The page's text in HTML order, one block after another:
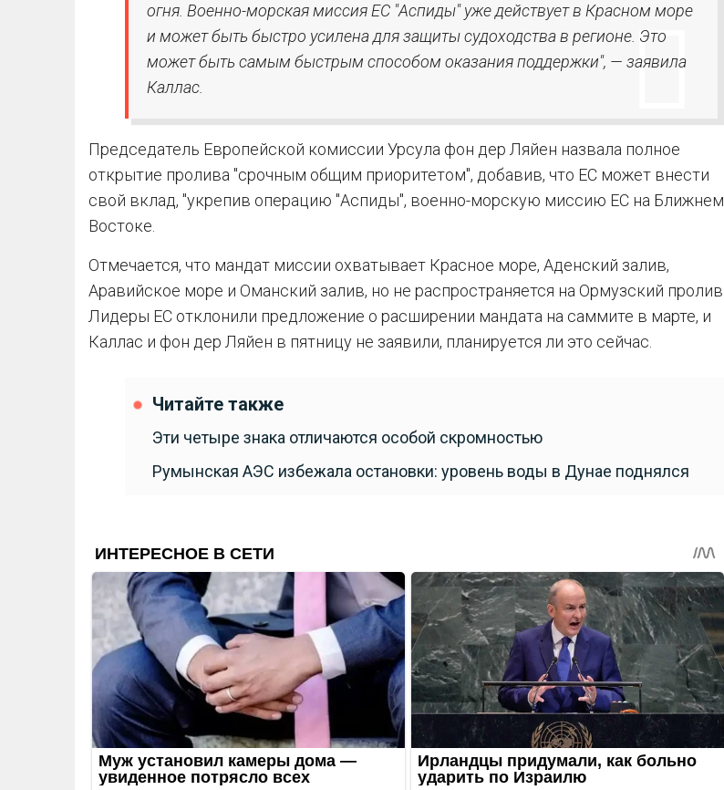
огня. Военно-морская миссия ЕС "Аспиды" уже действует в Красном море
и может быть быстро усилена для защиты судоходства в регионе. Это
может быть самым быстрым способом оказания поддержки", — заявила
Каллас.
Председатель Европейской комиссии Урсула фон дер Ляйен назвала полное
открытие пролива "срочным общим приоритетом", добавив, что ЕС может внести
свой вклад, "укрепив операцию "Аспиды", военно-морскую миссию ЕС на Ближнем
Востоке.
Отмечается, что мандат миссии охватывает Красное море, Аденский залив,
Аравийское море и Оманский залив, но не распространяется на Ормузский пролив.
Лидеры ЕС отклонили предложение о расширении мандата на саммите в марте, и
Каллас и фон дер Ляйен в пятницу не заявили, планируется ли это сейчас.
Читайте также
Эти четыре знака отличаются особой скромностью
Румынская АЭС избежала остановки: уровень воды в Дунае поднялся